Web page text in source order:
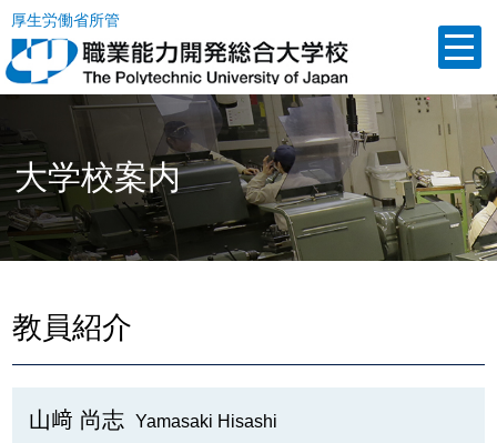
厚生労働省所管
大学校案内
教員紹介
山﨑 尚志 Yamasaki Hisashi